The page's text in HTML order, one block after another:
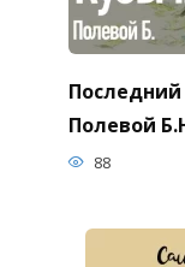
Полевой
88